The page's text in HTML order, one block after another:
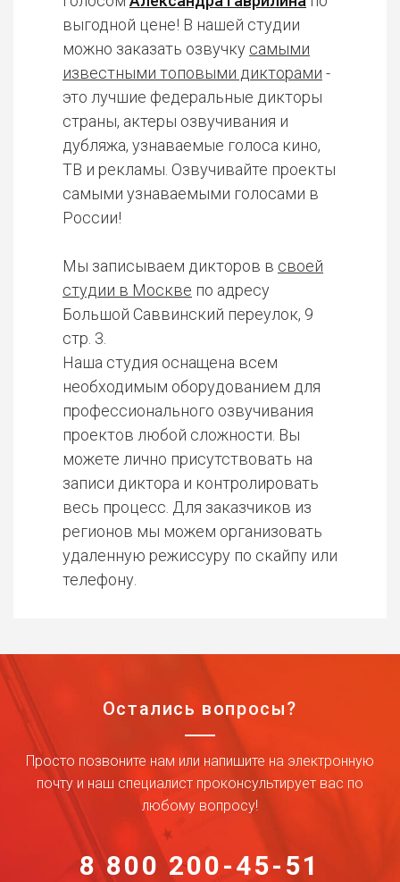
выгодной цене! В нашей студии
можно заказать озвучку самыми
известными топовыми дикторами -
это лучшие федеральные дикторы
страны, актеры озвучивания и
дубляжа, узнаваемые голоса кино,
ТВ и рекламы. Озвучивайте проекты
самыми узнаваемыми голосами в
России!
Мы записываем дикторов в своей
студии в Москве по адресу
Большой Саввинский переулок, 9
стр. 3.
Наша студия оснащена всем
необходимым оборудованием для
профессионального озвучивания
проектов любой сложности. Вы
можете лично присутствовать на
записи диктора и контролировать
весь процесс. Для заказчиков из
регионов мы можем организовать
удаленную режиссуру по скайпу или
телефону.
Остались вопросы?
Просто позвоните нам или напишите на электронную
почту и наш специалист проконсультирует вас по
любому вопросу!
8 800 200-45-51